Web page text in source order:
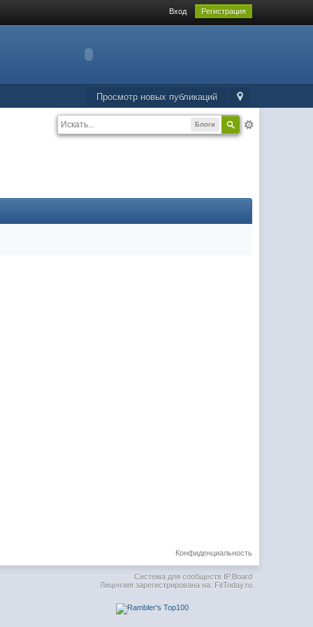
Вход Регистрация
Просмотр новых публикаций
Блоги
Конфиденциальность
Система для сообществ IP.Board
Лицензия зарегистрирована на: FitToday.ru